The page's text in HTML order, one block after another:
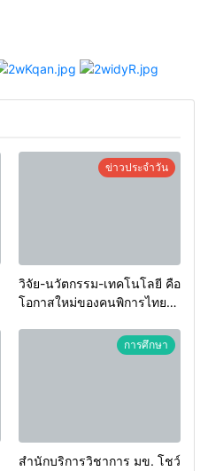
ข่าวประจำวัน
วิจัย-นวัตกรรม-เทคโนโลยี คือ
โอกาสใหม่ของคนพิการไทย
การศึกษา
สำนักบริการวิชาการ มข. โชว์